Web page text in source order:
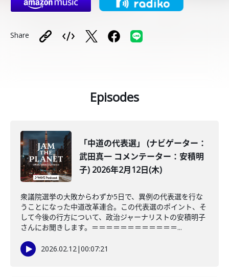
Share
Episodes
「中道の代表選」 (ナビゲーター：
武田真一 コメンテーター：安積明
子) 2026年2月12日(木)
衆議院選挙の大敗からわずか5日で、異例の代表選を行な
うことになった中道改革連合。この代表選のポイント、そ
して今後の行方について、政治ジャーナリストの安積明子
さんにお聞きします。＝＝＝＝＝＝＝＝＝＝＝＝...
2026.02.12|00:07:21